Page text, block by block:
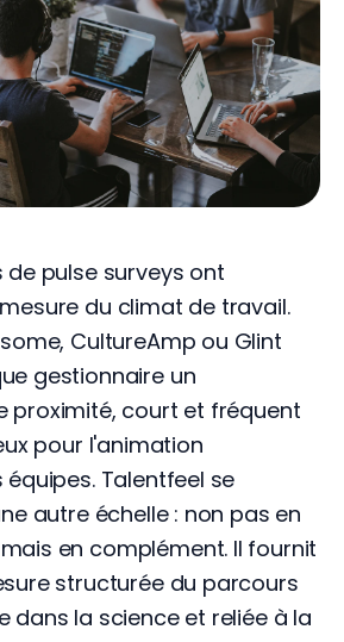
pulse surveys ont
du climat de travail.
CultureAmp ou Glint
gestionnaire un
proximité, court et fréquent
pour l'animation
Talentfeel se
autre échelle : non pas en
en complément. Il fournit
structurée du parcours
dans la science et reliée à la